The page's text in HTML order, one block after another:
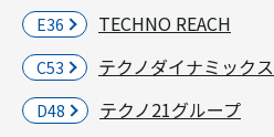
E36 TECHNO REACH
C53 テクノダイナミックス
D48 テクノ21グループ